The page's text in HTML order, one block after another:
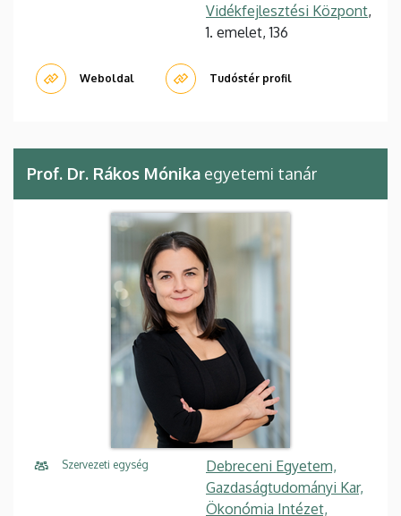
Vidékfejlesztési Központ,
1. emelet, 136
Weboldal Tudóstér profil
Prof. Dr. Rákos Mónika egyetemi tanár
Szervezeti egység
Debreceni Egyetem,
Gazdaságtudományi Kar,
Ökonómia Intézet,